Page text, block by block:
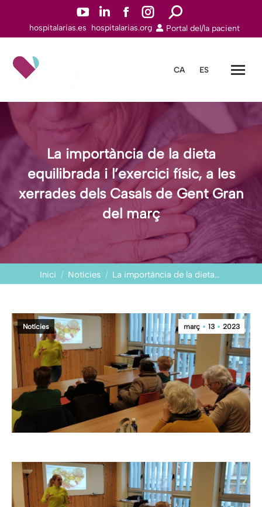
YouTube
page
window
Linkedin
page
window
Facebook
page
window
Instagram
page
window
Search:
hospitalarias.es hospitalarias.org Portal del/la pacient
CA ES
La importància de la dieta
equilibrada i l’exercici físic, a les
xerrades dels Casals de Gent Gran
del març
You are here:
Inici Notícies La importància de la dieta…
març 13 2023
Notícies